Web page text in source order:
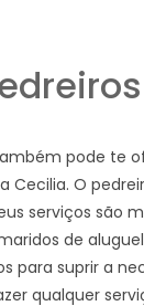
pode te
Cecilia. O
serviços são
de
para suprir a
qualquer